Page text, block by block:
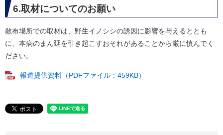
6.取材についてのお願い
散布場所での取材は、野生イノシシの誘因に影響を与えるととも
に、本病のまん延を引き起こすおそれがあることから厳に慎んでく
ださい。
報道提供資料（PDFファイル：459KB）